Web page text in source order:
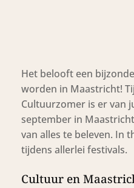
Het belooft een
worden in Maastricht!
Cultuurzomer is er van
september in
van alles te beleven. In
tijdens allerlei festivals.
Cultuur en